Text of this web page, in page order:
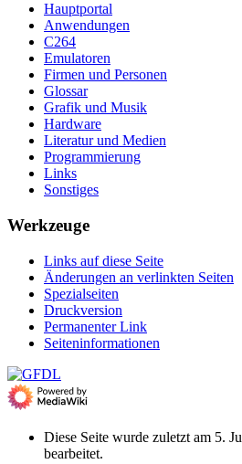
Hauptportal
Anwendungen
C264
Emulatoren
Firmen und Personen
Glossar
Grafik und Musik
Hardware
Literatur und Medien
Programmierung
Links
Sonstiges
Werkzeuge
Links auf diese Seite
Änderungen an verlinkten Seiten
Spezialseiten
Druckversion
Permanenter Link
Seiten­­informationen
Diese Seite wurde zuletzt am 5.
bearbeitet.